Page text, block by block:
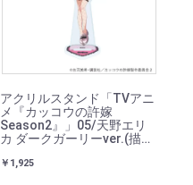
アクリルスタンド「TVアニ
メ『カッコウの許嫁
Season2』」05/天野エリ
カ ダークガーリーver.(描き
￥1,925